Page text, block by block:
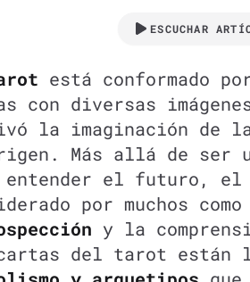
ESCUCHAR
está conformado
con diversas
la imaginación de la
Más allá de ser
entender el futuro, el
por muchos
y la
del tarot están